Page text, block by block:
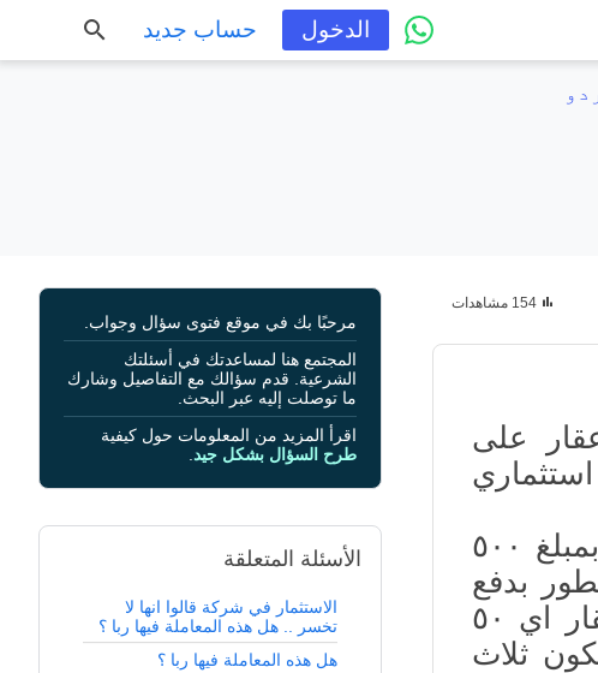
الدخول حساب جديد
154 مشاهدات
على
مثال شراء شقة على المخطط ( قيد الإنشاء) بمبلغ ٥٠٠
بدفع
عائد استثماري سنوي بنسبة ١٠٪؜ من قيمة العقار اي ٥٠
ثلاث
مرحبًا بك في موقع فتوى سؤال وجواب.
المجتمع هنا لمساعدتك في أسئلتك
الشرعية. قدم سؤالك مع التفاصيل وشارك
ما توصلت إليه عبر البحث.
اقرأ المزيد من المعلومات حول كيفية
طرح السؤال بشكل جيد
الأسئلة المتعلقة
الاستثمار في شركة قالوا انها لا
تخسر .. هل هذه المعاملة فيها ربا ؟
هل هذه المعاملة فيها ربا ؟